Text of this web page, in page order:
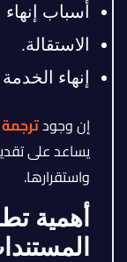
أسباب إنهاء
الاستقالة.
إنهاء
إن وجود
يساعد على
واستقرارها.
أهمية